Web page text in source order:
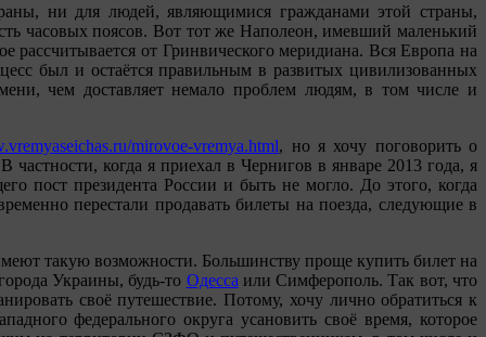
ни для людей, являющимися гражданами этой страны,
часовых поясов. Вот тот же Наполеон, имевший маленький
рассчитывается от Гринвического меридиана. Вся Европа на
был и остаётся правильным в развитых цивилизованных
чем доставляет немало проблем людям, в том числе и
mirovoe-vremya.html, но я хочу поговорить о
когда я приехал в Чернигов в январе 2013 года, я
пост президента России и быть не могло. До этого, когда
перестали продавать билеты на поезда, следующие в
такую возможности. Большинству проще купить билет на
Украины, будь-то Одесса или Симферополь. Так вот, что
своё путешествие. Потому, хочу лично обратиться к
федерального округа усановить своё время, которое